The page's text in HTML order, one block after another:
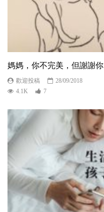
媽媽，你不完美，但謝謝你
歡迎投稿
28/09/2018
4.1K
7